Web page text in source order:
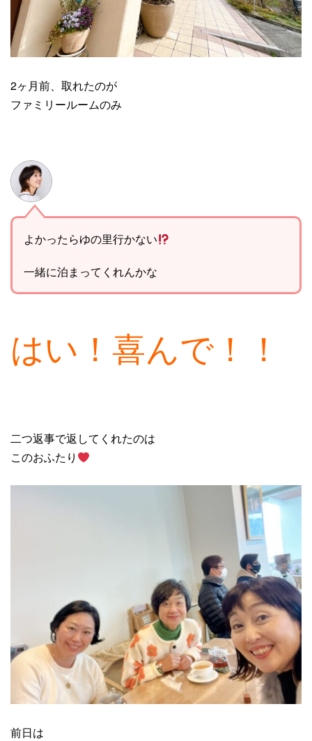
2ヶ月前、取れたのが
ファミリールームのみ
よかったらゆの里行かない
一緒に泊まってくれんかな
はい！喜んで！！
二つ返事で返してくれたのは
このおふたり
前日は